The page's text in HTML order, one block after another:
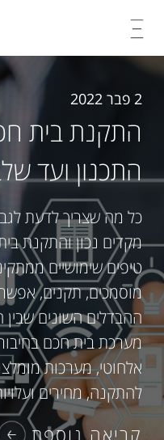
2 פבר 2022
התקנת בית
התכנון ועד
כל מה שצריך לדעת
מקדים נכון והתקנת
טיפים שימושיים
מוסמכים, תקנים,
ההבדלים השונים
מערכת בית חכם בחיבור
אלחוטי, מערכות
להתקנה, מחירים